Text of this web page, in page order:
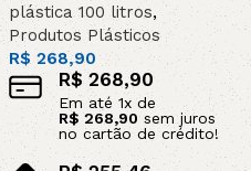
plástica 100 litros,
Produtos Plásticos
R$ 268,90
R$268,90
Em até 1x de
R$ 268,90sem juros
no cartão de crédito!